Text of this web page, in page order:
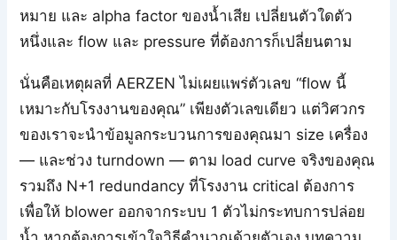
หมาย และ alpha factor ของน้ำเสีย เปลี่ยนตัวใดตัว
หนึ่งและ flow และ pressure ที่ต้องการก็เปลี่ยนตาม
นั่นคือเหตุผลที่ AERZEN ไม่เผยแพร่ตัวเลข “flow นี้
เหมาะกับโรงงานของคุณ” เพียงตัวเลขเดียว แต่วิศวกร
ของเราจะนำข้อมูลกระบวนการของคุณมา size เครื่อง
— และช่วง turndown — ตาม load curve จริงของคุณ
รวมถึง N+1 redundancy ที่โรงงาน critical ต้องการ
เพื่อให้ blower ออกจากระบบ 1 ตัวไม่กระทบการปล่อย